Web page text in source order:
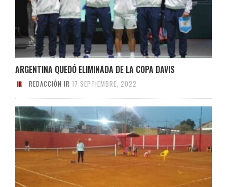
ARGENTINA QUEDÓ ELIMINADA DE LA COPA DAVIS
REDACCIÓN IR 17 SEPTIEMBRE, 2022